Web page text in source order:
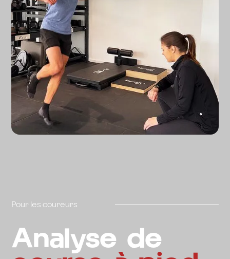
Pour les coureurs
Analyse de